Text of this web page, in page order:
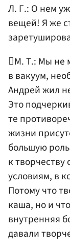
Л. Г.: О нем
вещей! Я же
М. Т.: Мы не
в вакуум,
Андрей жил
Это
те
жизни
большую
к творчеству
условиям, в
Потому что
каша, но и
внутренняя
давали